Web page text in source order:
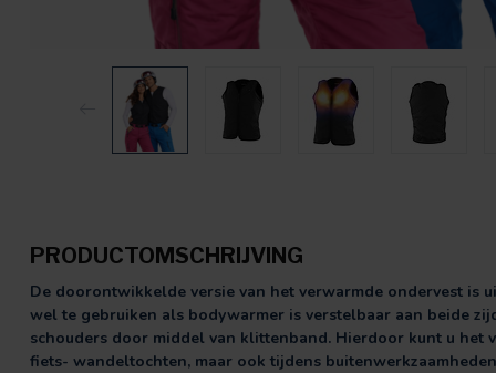
PRODUCTOMSCHRIJVING
De doorontwikkelde versie van het verwarmde ondervest is
wel te gebruiken als bodywarmer is verstelbaar aan beide
schouders door middel van klittenband. Hierdoor kunt u het
fiets- wandeltochten, maar ook tijdens